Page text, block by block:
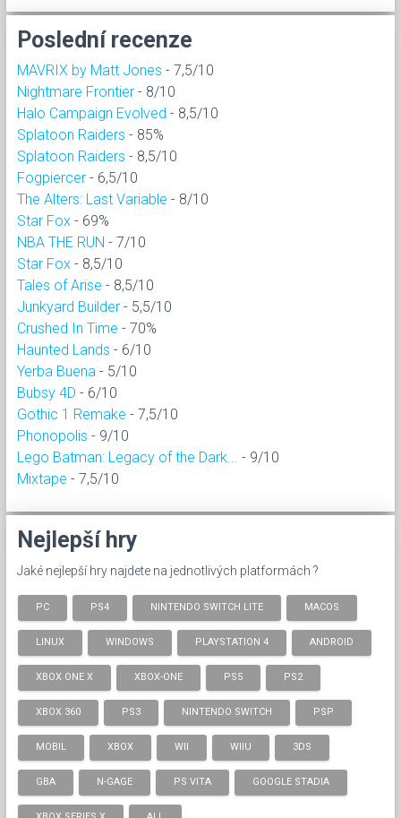
Poslední recenze
MAVRIX by Matt Jones - 7,5/10
Nightmare Frontier - 8/10
Halo Campaign Evolved - 8,5/10
Splatoon Raiders - 85%
Splatoon Raiders - 8,5/10
Fogpiercer - 6,5/10
The Alters: Last Variable - 8/10
Star Fox - 69%
NBA THE RUN - 7/10
Star Fox - 8,5/10
Tales of Arise - 8,5/10
Junkyard Builder - 5,5/10
Crushed In Time - 70%
Haunted Lands - 6/10
Yerba Buena - 5/10
Bubsy 4D - 6/10
Gothic 1 Remake - 7,5/10
Phonopolis - 9/10
Lego Batman: Legacy of the Dark...
- 9/10
Mixtape - 7,5/10
Nejlepší hry
Jaké nejlepší hry najdete na jednotlivých platformách ?
PC PS4 NINTENDO SWITCH LITE MACOS
LINUX WINDOWS PLAYSTATION 4 ANDROID
XBOX ONE X XBOX-ONE PS5 PS2
XBOX 360 PS3 NINTENDO SWITCH PSP
MOBIL XBOX WII WIIU 3DS
GBA N-GAGE PS VITA GOOGLE STADIA